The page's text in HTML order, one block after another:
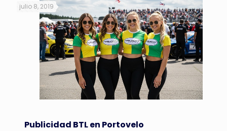
julio 8, 2019
Publicidad BTL en Portovelo